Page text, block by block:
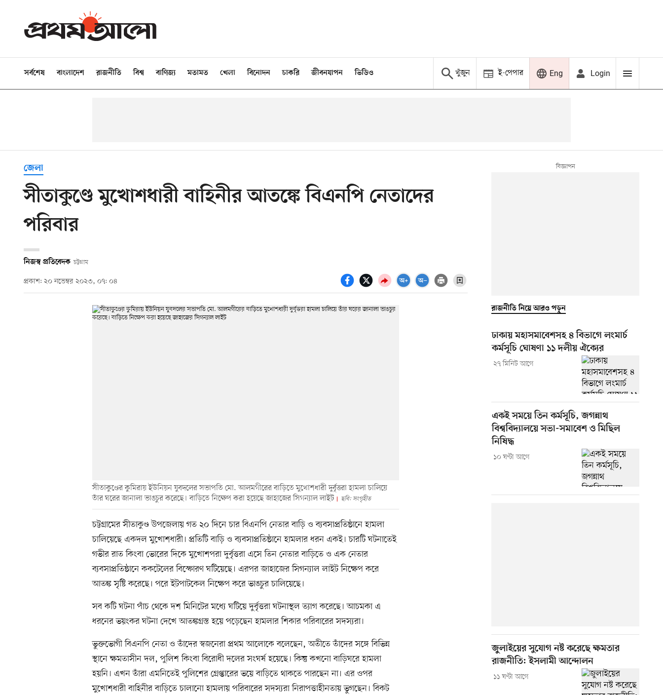
সর্বশেষ বাংলাদেশ রাজনীতি বিশ্ব বাণিজ্য মতামত খেলা বিনোদন চাকরি জীবনযাপন ভিডিও খুঁজুন ই-পেপার Eng Login
জেলা
সীতাকুণ্ডে মুখোশধারী বাহিনীর আতঙ্কে বিএনপি নেতাদের
পরিবার
নিজস্ব প্রতিবেদক চট্টগ্রাম
প্রকাশ: ২০ নভেম্বর ২০২৩, ০৭: ০৪
সীতাকুণ্ডের কুমিরায় ইউনিয়ন যুবদলের সভাপতি মো. আলমগীরের বাড়িতে মুখোশধারী দুর্বৃত্তরা হামলা চালিয়ে
তাঁর ঘরের জানালা ভাঙচুর করেছে। বাড়িতে নিক্ষেপ করা হয়েছে জাহাজের সিগন্যাল লাইট
ছবি: সংগৃহীত
চট্টগ্রামের সীতাকুণ্ড উপজেলায় গত ২০ দিনে চার বিএনপি নেতার বাড়ি ও ব্যবসাপ্রতিষ্ঠানে হামলা
চালিয়েছে একদল মুখোশধারী। প্রতিটি বাড়ি ও ব্যবসাপ্রতিষ্ঠানে হামলার ধরন একই। চারটি ঘটনাতেই
গভীর রাত কিংবা ভোরের দিকে মুখোশপরা দুর্বৃত্তরা এসে তিন নেতার বাড়িতে ও এক নেতার
ব্যবসাপ্রতিষ্ঠানে ককটেলের বিস্ফোরণ ঘটিয়েছে। এরপর জাহাজের সিগন্যাল লাইট নিক্ষেপ করে
আতঙ্ক সৃষ্টি করেছে। পরে ইটপাটকেল নিক্ষেপ করে ভাঙচুর চালিয়েছে।
সব কটি ঘটনা পাঁচ থেকে দশ মিনিটের মধ্যে ঘটিয়ে দুর্বৃত্তরা ঘটনাস্থল ত্যাগ করেছে। আচমকা এ
ধরনের ভয়ংকর ঘটনা দেখে আতঙ্কগ্রস্ত হয়ে পড়েছেন হামলার শিকার পরিবারের সদস্যরা।
ভুক্তভোগী বিএনপি নেতা ও তাঁদের স্বজনেরা প্রথম আলোকে বলেছেন, অতীতে তাঁদের সঙ্গে বিভিন্ন
স্থানে ক্ষমতাসীন দল, পুলিশ কিংবা বিরোধী দলের সংঘর্ষ হয়েছে। কিন্তু কখনো বাড়িঘরে হামলা
হয়নি। এখন তাঁরা এমনিতেই পুলিশের গ্রেপ্তারের ভয়ে বাড়িতে থাকতে পারছেন না। এর ওপর
মুখোশধারী বাহিনীর বাড়িতে চালানো হামলায় পরিবারের সদস্যরা নিরাপত্তাহীনতায় ভুগছেন। বিকট
রাজনীতি নিয়ে আরও পড়ুন
ঢাকায় মহাসমাবেশসহ ৪ বিভাগে লংমার্চ
কর্মসূচি ঘোষণা ১১ দলীয় ঐক্যের
২৭ মিনিট আগে
একই সময়ে তিন কর্মসূচি, জগন্নাথ
বিশ্ববিদ্যালয়ে সভা-সমাবেশ ও মিছিল
নিষিদ্ধ
১০ ঘণ্টা আগে
জুলাইয়ের সুযোগ নষ্ট করেছে ক্ষমতার
রাজনীতি: ইসলামী আন্দোলন
১১ ঘণ্টা আগে